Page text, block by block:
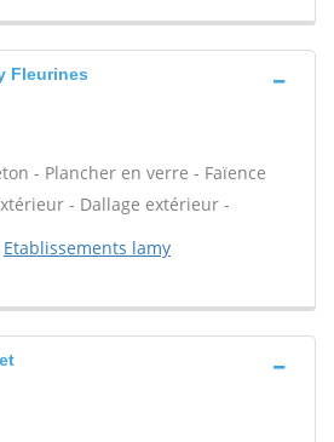
Fleurines
- Plancher en verre - Faïence
- Dallage extérieur -
Etablissements lamy